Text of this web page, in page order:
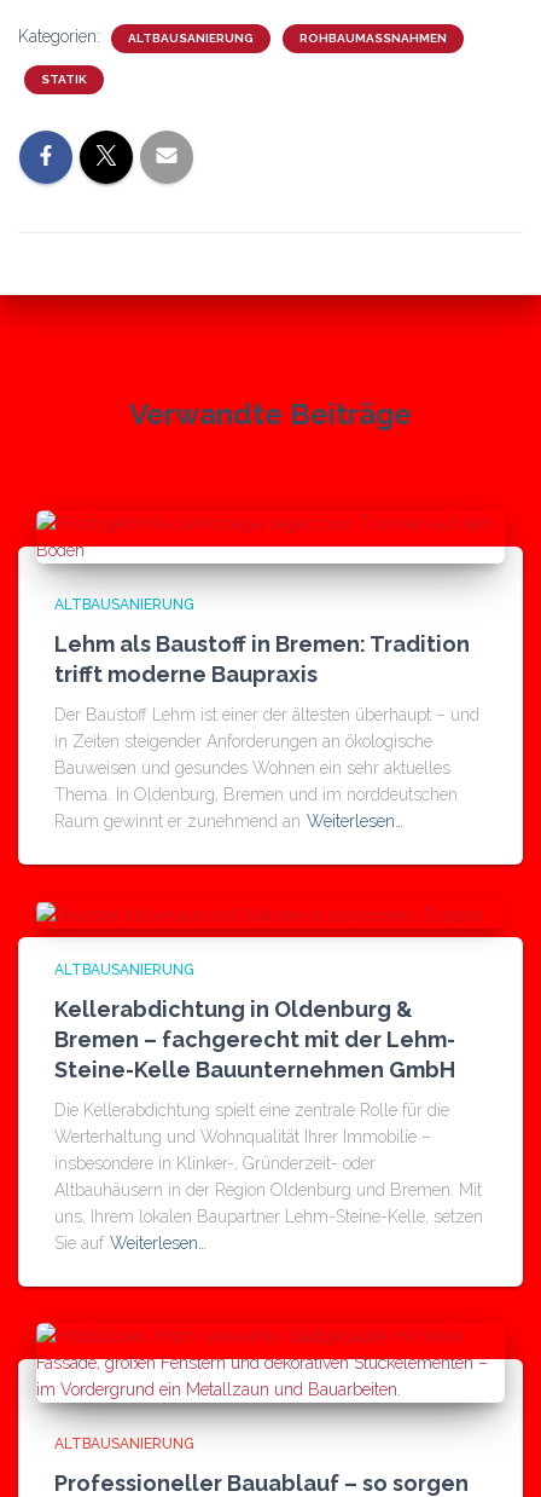
Kategorien: ALTBAUSANIERUNG ROHBAUMASSNAHMEN
STATIK
Verwandte Beiträge
ALTBAUSANIERUNG
Lehm als Baustoff in Bremen: Tradition
trifft moderne Baupraxis
Der Baustoff Lehm ist einer der ältesten überhaupt – und
in Zeiten steigender Anforderungen an ökologische
Bauweisen und gesundes Wohnen ein sehr aktuelles
Thema. In Oldenburg, Bremen und im norddeutschen
Raum gewinnt er zunehmend an Weiterlesen…
ALTBAUSANIERUNG
Kellerabdichtung in Oldenburg &
Bremen – fachgerecht mit der Lehm-
Steine-Kelle Bauunternehmen GmbH
Die Kellerabdichtung spielt eine zentrale Rolle für die
Werterhaltung und Wohnqualität Ihrer Immobilie –
insbesondere in Klinker-, Gründerzeit- oder
Altbauhäusern in der Region Oldenburg und Bremen. Mit
uns, Ihrem lokalen Baupartner Lehm-Steine-Kelle, setzen
Sie auf Weiterlesen…
ALTBAUSANIERUNG
Professioneller Bauablauf – so sorgen